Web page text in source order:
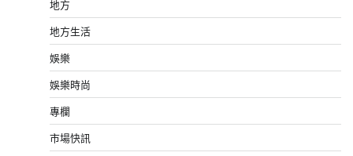
地方
地方生活
娛樂
娛樂時尚
專欄
市場快訊